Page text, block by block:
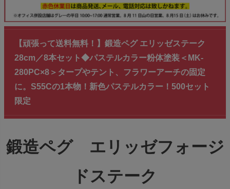
【頑張って送料無料！】鍛造ペグ エリッゼステーク
28cm／8本セット◆パステルカラー粉体塗装＜MK-
280PC×8＞タープやテント、フラワーアーチの固定
に。S55Cの1本物！新色パステルカラー！500セット
限定
鍛造ペグ エリッゼフォージ
ドステーク